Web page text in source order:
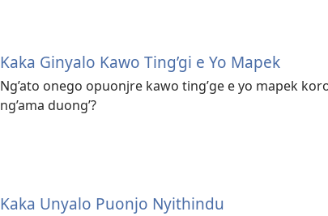
Kaka Ginyalo Kawo Ting’gi e Yo Mapek
Ng’ato onego opuonjre kawo ting’ge e yo mapek
ng’ama duong’?
Kaka Unyalo Puonjo Nyithindu